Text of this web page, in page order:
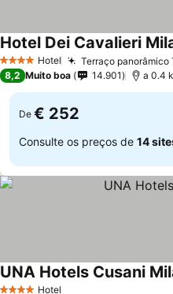
4 EstrelasHotel Terraço panorâmico
Hotel Dei Cavalieri
8,2 Muito boa 14.901 a 0.4
De € 252
Consulte os preços de 14
Hotel
UNA Hotels Cusani